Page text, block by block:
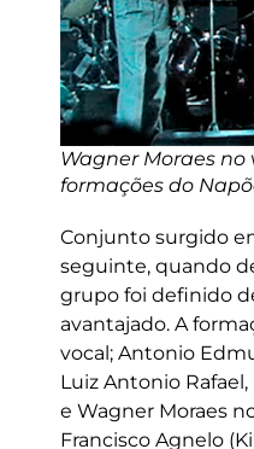
Wagner Moraes
formações do
Conjunto surgido
seguinte, quando
grupo foi definido
avantajado. A
vocal; Antonio
Luiz Antonio
e Wagner Moraes
Francisco Agnelo